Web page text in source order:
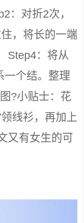
：对折2次，
，将长的一端
Step4：将从
一个结。整理
?小贴士：花
线衫，再加上
又有女生的可